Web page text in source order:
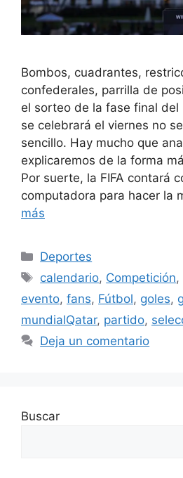
Bombos, cuadrantes,
confederales, parrilla de
el sorteo de la fase final del
se celebrará el viernes no
sencillo. Hay mucho que
explicaremos de la forma
Por suerte, la FIFA contará
computadora para hacer la
más
Categorías
Deportes
Etiquetas
calendario, Competición,
evento, fans, Fútbol, goles,
mundialQatar, partido,
Deja un comentario
Buscar